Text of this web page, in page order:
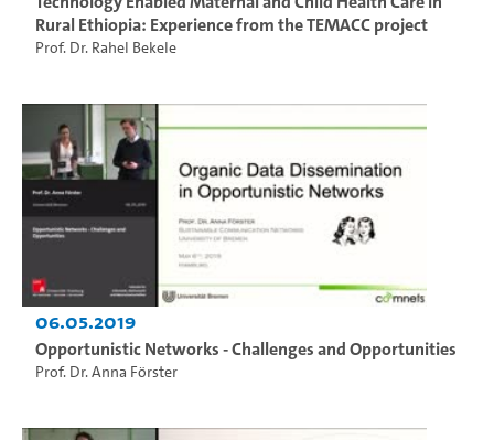
Rural Ethiopia: Experience from the TEMACC project
Prof. Dr. Rahel Bekele
06.05.2019
Opportunistic Networks - Challenges and Opportunities
Prof. Dr. Anna Förster